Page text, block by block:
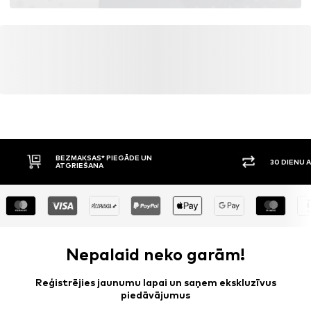
BEZMAKSAS* PIEGĀDE UN
ATGRIEŠANA
30 DIENU
Nepalaid neko garām!
Reģistrējies jaunumu lapai un saņem ekskluzīvus
piedāvājumus